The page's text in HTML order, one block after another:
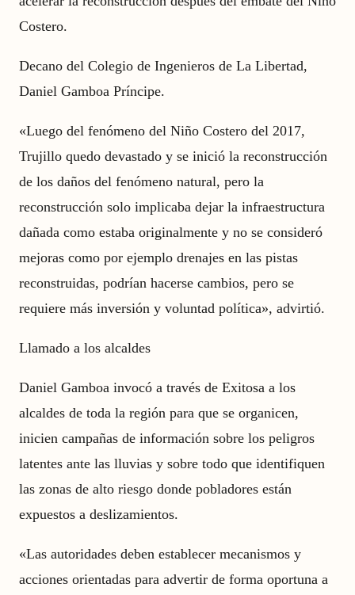
Costero.
Decano del Colegio de Ingenieros de La Libertad,
Daniel Gamboa Príncipe.
«Luego del fenómeno del Niño Costero del 2017,
Trujillo quedo devastado y se inició la reconstrucción
de los daños del fenómeno natural, pero la
reconstrucción solo implicaba dejar la infraestructura
dañada como estaba originalmente y no se consideró
mejoras como por ejemplo drenajes en las pistas
reconstruidas, podrían hacerse cambios, pero se
requiere más inversión y voluntad política», advirtió.
Llamado a los alcaldes
Daniel Gamboa invocó a través de Exitosa a los
alcaldes de toda la región para que se organicen,
inicien campañas de información sobre los peligros
latentes ante las lluvias y sobre todo que identifiquen
las zonas de alto riesgo donde pobladores están
expuestos a deslizamientos.
«Las autoridades deben establecer mecanismos y
acciones orientadas para advertir de forma oportuna a